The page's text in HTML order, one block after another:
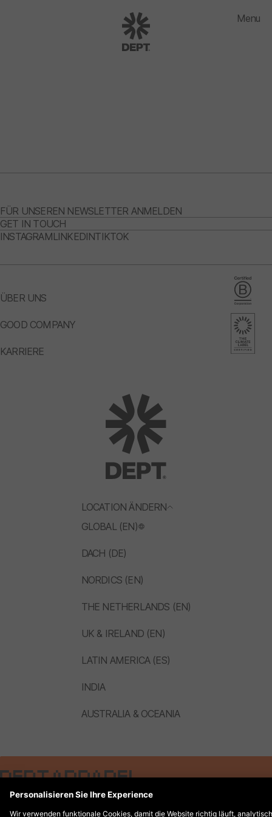
Menu
LOCATION ÄNDERN
GLOBAL (EN)
DACH (DE)
NORDICS (EN)
THE NETHERLANDS (EN)
UK & IRELAND (EN)
LATIN AMERICA (ES)
INDIA
AUSTRALIA & OCEANIA
ÜBER UNS
GOOD COMPANY
KARRIERE
FÜR UNSEREN NEWSLETTER ANMELDEN
GET IN TOUCH
INSTAGRAMLINKEDINTIKTOK